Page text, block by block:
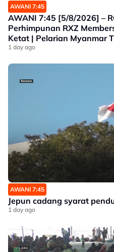
AWANI 7:45
AWANI 7:45 [5/8/2026] –
Perhimpunan RXZ
Ketat | Pelarian Myanmar
1 day ago
AWANI 7:45
Jepun cadang syarat
1 day ago